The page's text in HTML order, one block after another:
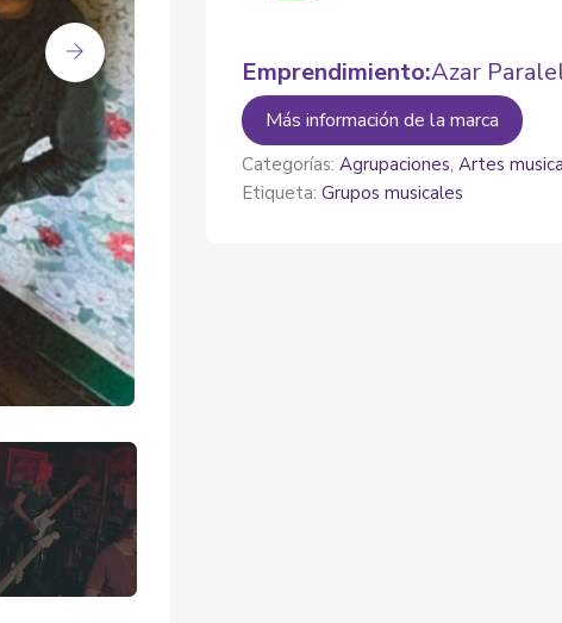
Emprendimiento:Azar
Más información de la marca
Categorías:Agrupaciones,Artes
Etiqueta:Grupos musicales